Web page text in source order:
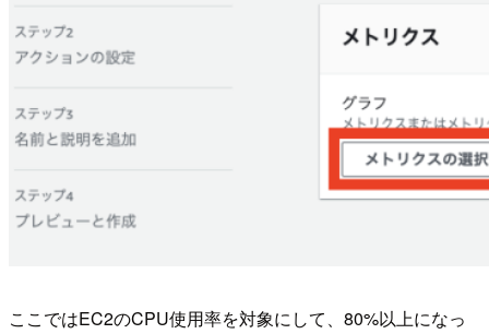
ここではEC2のCPU使用率を対象にして、80%以上になっ